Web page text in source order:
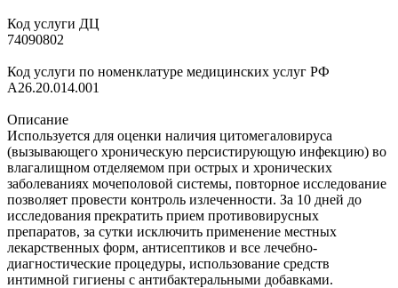
Код услуги ДЦ
74090802
Код услуги по номенклатуре медицинских услуг РФ
A26.20.014.001
Описание
Используется для оценки наличия цитомегаловируса
(вызывающего хроническую персистирующую инфекцию) во
влагалищном отделяемом при острых и хронических
заболеваниях мочеполовой системы, повторное исследование
позволяет провести контроль излеченности. За 10 дней до
исследования прекратить прием противовирусных
препаратов, за сутки исключить применение местных
лекарственных форм, антисептиков и все лечебно-
диагностические процедуры, использование средств
интимной гигиены с антибактеральными добавками.